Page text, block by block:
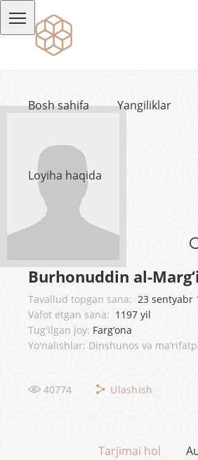
Bosh sahifa Yangiliklar
Loyiha haqida
Burhonuddin al-
Tavallud topgan sana: 23 sentyabr
Vafot etgan sana: 1197 yil
Tug'ilgan joy: Farg‘ona
Yo'nalishlar: Dinshunos va
40774 Ulashish
Tarjimai hol